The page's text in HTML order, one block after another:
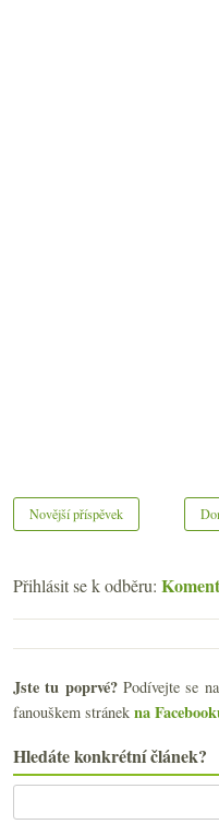
Novější příspěvek
Přihlásit se k odběru:
Jste tu poprvé?Podívejte se
fanouškem stránek na
Hledáte konkrétní článek?